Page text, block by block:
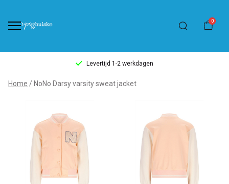
0
Levertijd 1-2 werkdagen
NoNo
varsity
sweat
jacket
Home NoNo Darsy varsity sweat jacket